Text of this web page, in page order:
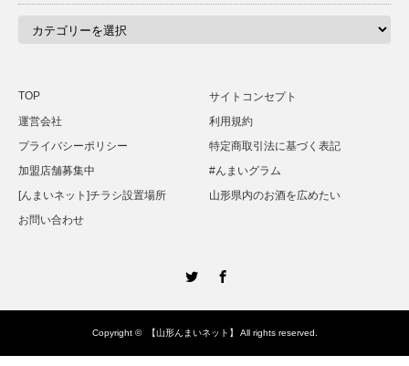
TOP
サイトコンセプト
運営会社
利用規約
プライバシーポリシー
特定商取引法に基づく表記
加盟店舗募集中
#んまいグラム
[んまいネット]チラシ設置場所
山形県内のお酒を広めたい
お問い合わせ
Copyright © 【山形んまいネット】 All rights reserved.